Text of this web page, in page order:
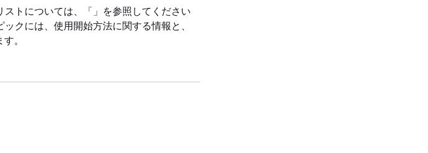
ストについては、「」を参照してください
ックには、使用開始方法に関する情報と、
。